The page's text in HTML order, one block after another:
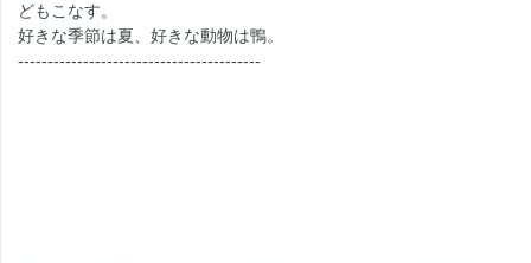
どもこなす。
好きな季節は夏、好きな動物は鴨。
-----------------------------------------